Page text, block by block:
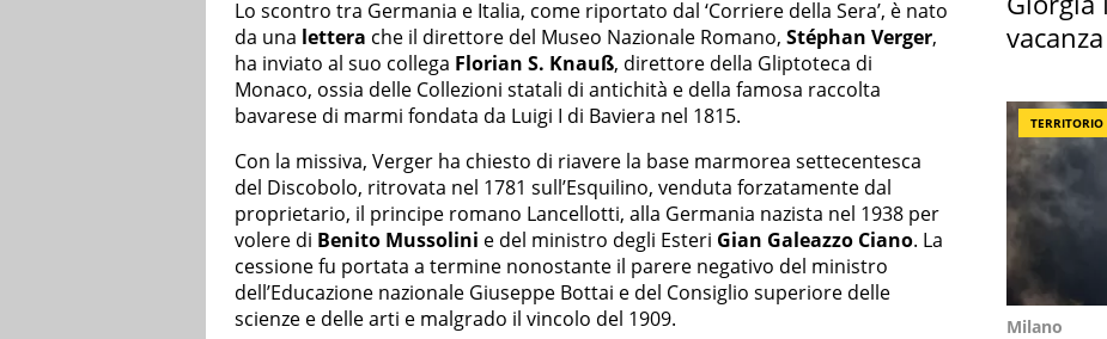
Lo scontro tra Germania e Italia, come riportato dal ‘Corriere della Sera’, è nato
da una lettera che il direttore del Museo Nazionale Romano, Stéphan Verger,
ha inviato al suo collega Florian S. Knauß, direttore della Gliptoteca di
Monaco, ossia delle Collezioni statali di antichità e della famosa raccolta
bavarese di marmi fondata da Luigi I di Baviera nel 1815.
Con la missiva, Verger ha chiesto di riavere la base marmorea settecentesca
del Discobolo, ritrovata nel 1781 sull’Esquilino, venduta forzatamente dal
proprietario, il principe romano Lancellotti, alla Germania nazista nel 1938 per
volere di Benito Mussolini e del ministro degli Esteri Gian Galeazzo Ciano. La
cessione fu portata a termine nonostante il parere negativo del ministro
dell’Educazione nazionale Giuseppe Bottai e del Consiglio superiore delle
scienze e delle arti e malgrado il vincolo del 1909.
TERRITORIO
Milano